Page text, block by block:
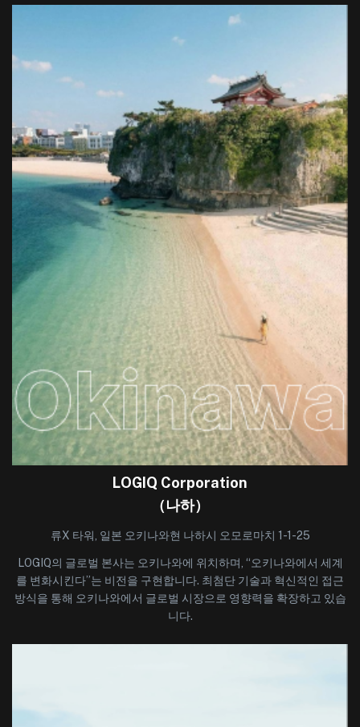
LOGIQ Corporation
（나하）
류X 타워, 일본 오키나와현 나하시 오모로마치 1-1-25
LOGIQ의 글로벌 본사는 오키나와에 위치하며, “오키나와에서 세계
를 변화시킨다”는 비전을 구현합니다. 최첨단 기술과 혁신적인 접근
방식을 통해 오키나와에서 글로벌 시장으로 영향력을 확장하고 있습
니다.